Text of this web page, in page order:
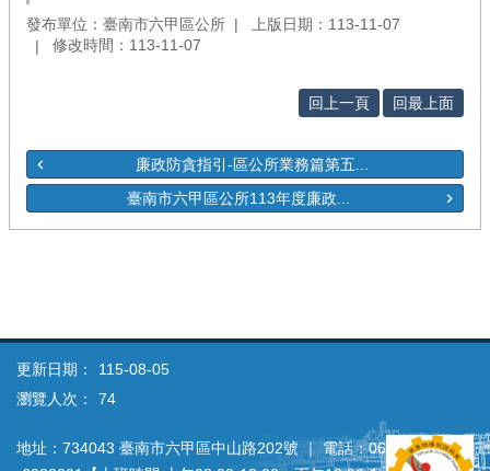
發布單位：臺南市六甲區公所
上版日期：113-11-07
修改時間：113-11-07
回上一頁 回最上面
廉政防貪指引-區公所業務篇第五...
臺南市六甲區公所113年度廉政...
更新日期：
115-08-05
瀏覽人次：
74
地址：734043 臺南市六甲區中山路202號 ｜ 電話：06